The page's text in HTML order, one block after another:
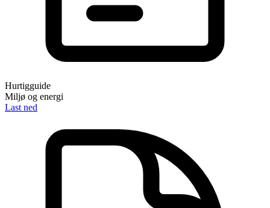
Hurtigguide
Miljø og energi
Last ned